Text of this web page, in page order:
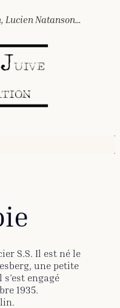
Lucien Natanson…
S.S. Il est né le
une petite
engagé
1935.